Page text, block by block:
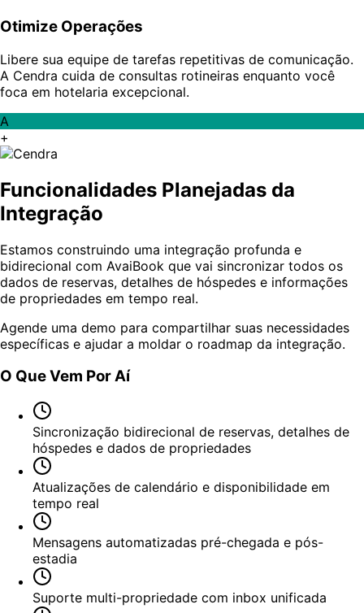
Otimize Operações
Libere sua equipe de tarefas repetitivas de comunicação.
A Cendra cuida de consultas rotineiras enquanto você
foca em hotelaria excepcional.
A
+
Funcionalidades Planejadas da
Integração
Estamos construindo uma integração profunda e
bidirecional com AvaiBook que vai sincronizar todos os
dados de reservas, detalhes de hóspedes e informações
de propriedades em tempo real.
Agende uma demo para compartilhar suas necessidades
específicas e ajudar a moldar o roadmap da integração.
O Que Vem Por Aí
Sincronização bidirecional de reservas, detalhes de
hóspedes e dados de propriedades
Atualizações de calendário e disponibilidade em
tempo real
Mensagens automatizadas pré-chegada e pós-
estadia
Suporte multi-propriedade com inbox unificada